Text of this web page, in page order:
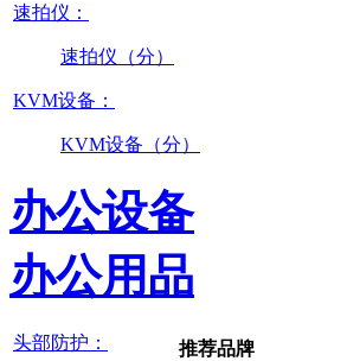
速拍仪：
速拍仪（分）
KVM设备：
KVM设备（分）
办公设备
办公用品
头部防护： 推荐品牌